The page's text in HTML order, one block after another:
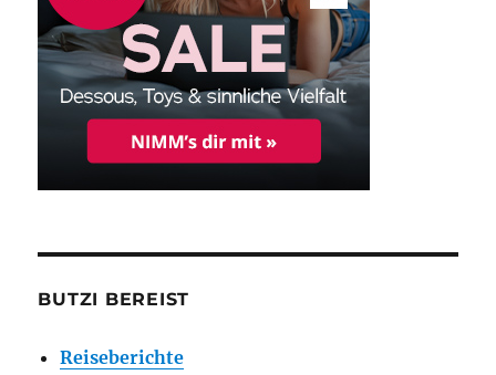
BUTZI BEREIST
Reiseberichte